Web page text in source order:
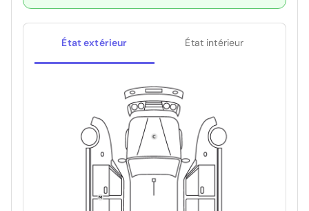
État extérieur État intérieur